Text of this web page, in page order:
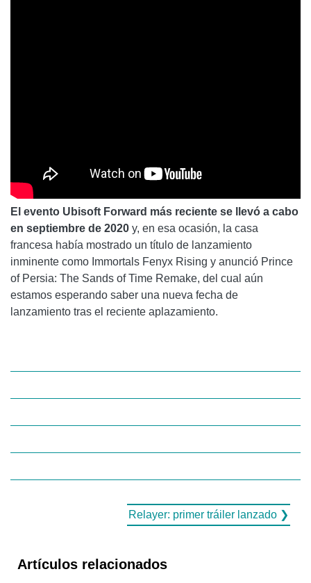
El evento Ubisoft Forward más reciente se llevó a cabo
en septiembre de 2020 y, en esa ocasión, la casa
francesa había mostrado un título de lanzamiento
inminente como Immortals Fenyx Rising y anunció Prince
of Persia: The Sands of Time Remake, del cual aún
estamos esperando saber una nueva fecha de
lanzamiento tras el reciente aplazamiento.
Relayer: primer tráiler lanzado ❯
Artículos relacionados